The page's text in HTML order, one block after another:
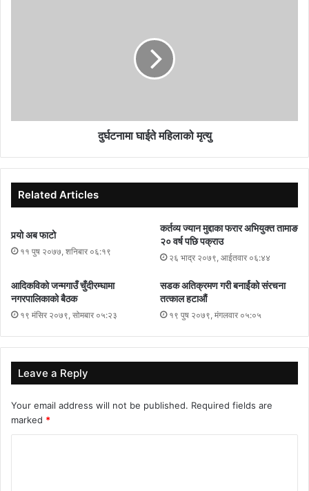
समेत व्यक्त गरेका थिए । कार्यक्रममा एकता महिला सशक्तिकरण सञ्जाल व्यास १
भाँदगाउँले विद्यालयका १५ जना बालवालिकाहरुलाई विद्यालय पोसाक वितरण
गरेकोमा सञ्जालकी अध्यक्ष गिरीमाया पोख्रेल मिश्रलाई विद्यालयले सम्मान गरेको
छात्राहरुलाई नगरप्रमुख न्यौपानेले पुरस्कार तथा प्रमाणपत्र प्रदान गर्नु भएको
दुर्घटनामा घाईते महिलाको मृत्यु
Related Articles
पर्‍यो अब फाटो
११ पुष २०७७, शनिबार ०६:१९
कर्तव्य ज्यान मुद्दाका फरार अभियुक्त तामाङ
२० वर्ष पछि पक्राउ
२६ भाद्र २०७९, आईतवार ०६:४४
आदिकविको जन्मगाउँ चुँदीरम्घामा
नगरपालिकाको बैठक
१९ मंसिर २०७९, सोमबार ०५:२३
सडक अतिक्रमण गरी बनार्ईको संरचना
तत्काल हटाऔं
१९ पुष २०७९, मंगलवार ०५:०५
Leave a Reply
Your email address will not be published. Required fields are
marked *